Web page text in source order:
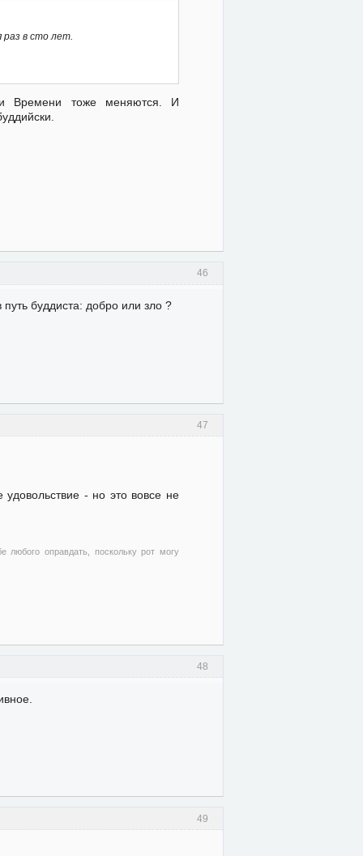
в сто лет.
Времени тоже меняются. И
46
буддиста: добро или зло ?
47
удовольствие - но это вовсе не
любого оправдать, поскольку рот могу
48
49